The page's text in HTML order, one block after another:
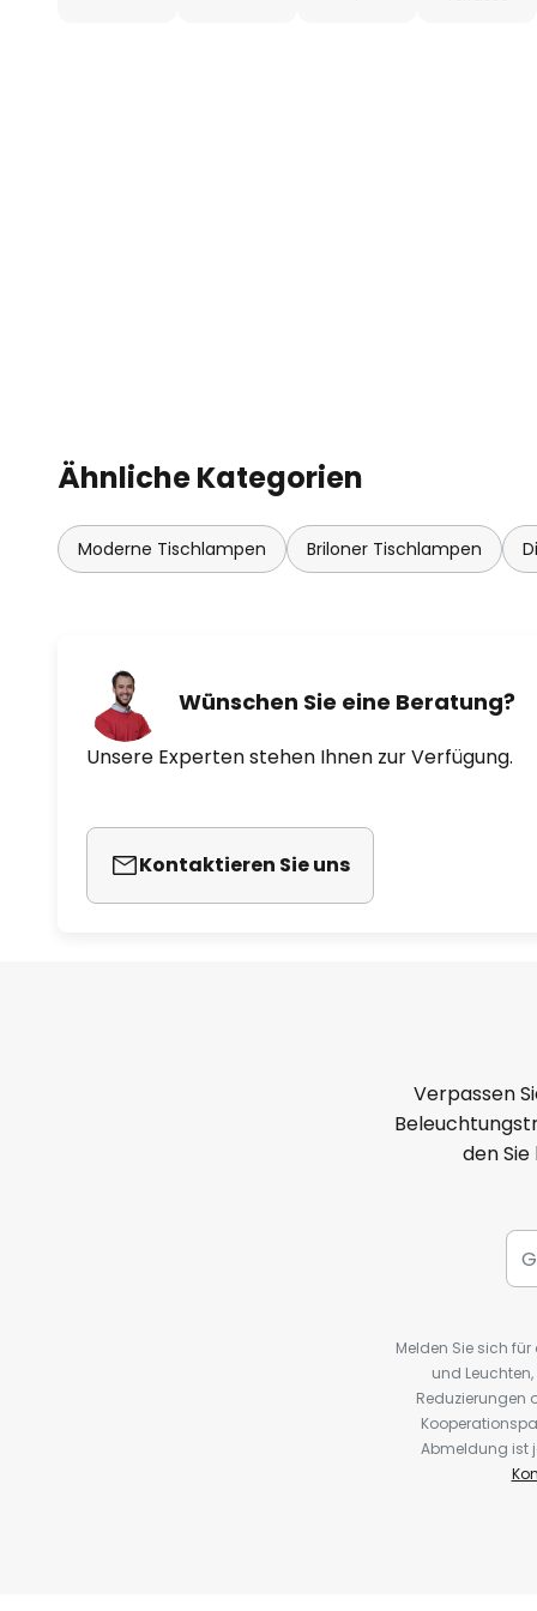
Ähnliche Kategorien
Moderne Tischlampen Briloner Tischlampen
Wünschen Sie eine Beratung?
Unsere Experten stehen Ihnen zur Verfügung.
Kontaktieren Sie uns
Verpassen
den
Melden Sie sich
und
Reduzierungen
Abmeldung ist